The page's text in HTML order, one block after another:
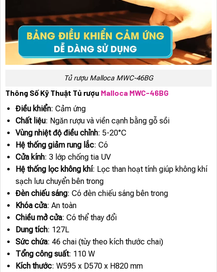
Tủ rượu Malloca MWC-46BG
Thông Số Kỹ Thuật Tủ rượu Malloca MWC-46BG
Điều khiển: Cảm ứng
Chất liệu: Ngăn rượu và viền cạnh bằng gỗ sồi
Vùng nhiệt độ điều chỉnh: 5-20°C
Hệ thống giảm rung lắc: Có
Cửa kính: 3 lớp chống tia UV
Hệ thống lọc không khí: Lọc than hoạt tính giúp không khí
sạch lưu chuyển bên trong
Đèn chiếu sáng: Có đèn chiếu sáng bên trong
Khóa cửa: An toàn
Chiều mở cửa: Có thể thay đổi
Dung tích: 127L
Sức chứa: 46 chai (tùy theo kích thước chai)
Tổng công suất: 110 W
Kích thước: W595 x D570 x H820 mm